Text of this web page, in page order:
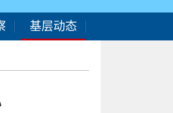
基层动态